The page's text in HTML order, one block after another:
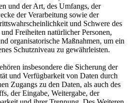
und der Art, des Umfangs, der
der Verarbeitung sowie der
und Schwere des
Freiheiten natürlicher Personen,
organisatorische Maßnahmen, um ein
Schutzniveau zu gewährleisten.
insbesondere die Sicherung der
und Verfügbarkeit von Daten durch
Zugangs zu den Daten, als auch des
der Eingabe, Weitergabe, der